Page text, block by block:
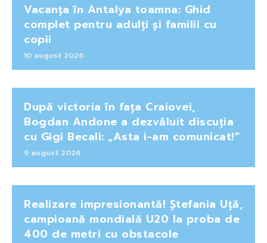
Vacanța în Antalya toamna: Ghid
complet pentru adulți și familii cu
copii
10 august 2026
După victoria în fața Craiovei,
Bogdan Andone a dezvăluit discuția
cu Gigi Becali: „Asta i-am comunicat!”
9 august 2026
Realizare impresionantă! Ștefania Uță,
campioană mondială U20 la proba de
400 de metri cu obstacole